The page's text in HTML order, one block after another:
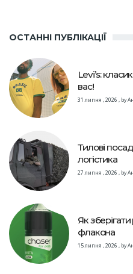
ОСТАННІ ПУБЛІКАЦІЇ
Levi’s:
вас!
31 липня , 2026 , by
Тилові
логістика
27 липня , 2026 , by
Як
флакона
15 липня , 2026 , by